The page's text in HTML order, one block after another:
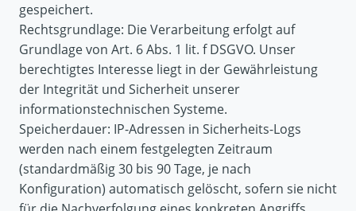
gespeichert.
Rechtsgrundlage: Die Verarbeitung erfolgt auf
Grundlage von Art. 6 Abs. 1 lit. f DSGVO. Unser
berechtigtes Interesse liegt in der Gewährleistung
der Integrität und Sicherheit unserer
informationstechnischen Systeme.
Speicherdauer: IP-Adressen in Sicherheits-Logs
werden nach einem festgelegten Zeitraum
(standardmäßig 30 bis 90 Tage, je nach
Konfiguration) automatisch gelöscht, sofern sie nicht